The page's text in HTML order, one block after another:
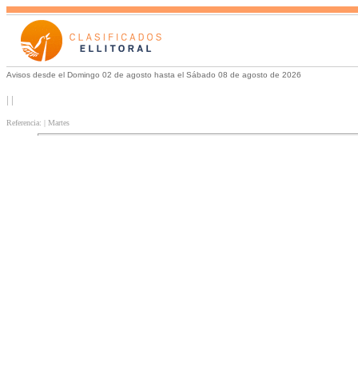
Avisos desde el Domingo 02 de agosto hasta el Sábado 08 de agosto de 2026
| |
Referencia: | Martes